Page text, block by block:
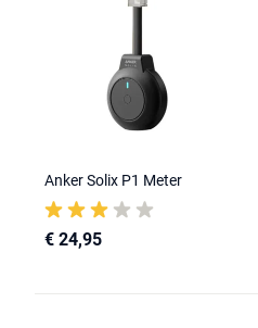
Anker Solix P1 Meter
€ 24,95